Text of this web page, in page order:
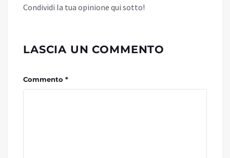
Condividi la tua opinione qui sotto!
LASCIA UN COMMENTO
Commento *